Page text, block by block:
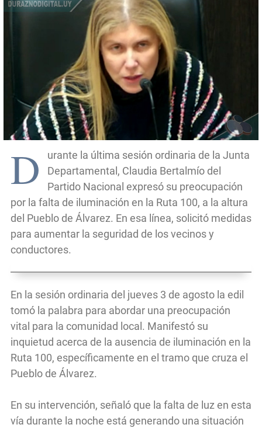
D
urante la última sesión ordinaria de la Junta
Departamental, Claudia Bertalmío del
Partido Nacional expresó su preocupación
por la falta de iluminación en la Ruta 100, a la altura
del Pueblo de Álvarez. En esa línea, solicitó medidas
para aumentar la seguridad de los vecinos y
conductores.
En la sesión ordinaria del jueves 3 de agosto la edil
tomó la palabra para abordar una preocupación
vital para la comunidad local. Manifestó su
inquietud acerca de la ausencia de iluminación en la
Ruta 100, específicamente en el tramo que cruza el
Pueblo de Álvarez.
En su intervención, señaló que la falta de luz en esta
vía durante la noche está generando una situación